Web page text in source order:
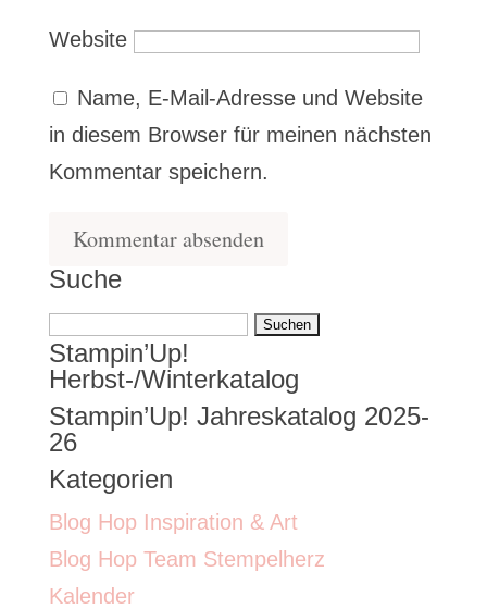
Website
Name, E-Mail-Adresse und Website
in diesem Browser für meinen nächsten
Kommentar speichern.
Suche
Suchen
nach:
Stampin’Up!
Herbst-/Winterkatalog
Stampin’Up! Jahreskatalog 2025-
26
Kategorien
Blog Hop Inspiration & Art
Blog Hop Team Stempelherz
Kalender